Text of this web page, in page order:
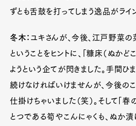
ずとも舌鼓を打ってしまう逸品がライ
冬木： ユキさんが、今後、江戸野菜の
ということをヒントに、「糠床（ぬかど
ようという企てが閃きました。手間ひ
続けなければいけませんが、今後のこ
仕掛けちゃいました（笑）。そして「
とつである筍やこんにゃくも、ぬか漬